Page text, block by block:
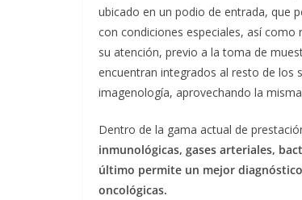
ubicado en un podio de entrada, que
con condiciones especiales, así
su atención, previo a la toma de
encuentran integrados al resto de los
imagenología, aprovechando la
Dentro de la gama actual de
inmunológicas, gases arteriales,
último permite un mejor
oncológicas.